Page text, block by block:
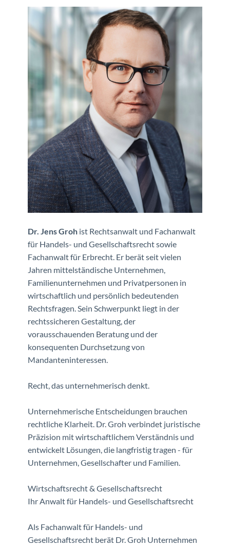
Dr. Jens Groh ist Rechtsanwalt und Fachanwalt
für Handels- und Gesellschaftsrecht sowie
Fachanwalt für Erbrecht. Er berät seit vielen
Jahren mittelständische Unternehmen,
Familienunternehmen und Privatpersonen in
wirtschaftlich und persönlich bedeutenden
Rechtsfragen. Sein Schwerpunkt liegt in der
rechtssicheren Gestaltung, der
vorausschauenden Beratung und der
konsequenten Durchsetzung von
Mandanteninteressen.
Recht, das unternehmerisch denkt.
Unternehmerische Entscheidungen brauchen
rechtliche Klarheit. Dr. Groh verbindet juristische
Präzision mit wirtschaftlichem Verständnis und
entwickelt Lösungen, die langfristig tragen - für
Unternehmen, Gesellschafter und Familien.
Wirtschaftsrecht & Gesellschaftsrecht
Ihr Anwalt für Handels- und Gesellschaftsrecht
Als Fachanwalt für Handels- und
Gesellschaftsrecht berät Dr. Groh Unternehmen